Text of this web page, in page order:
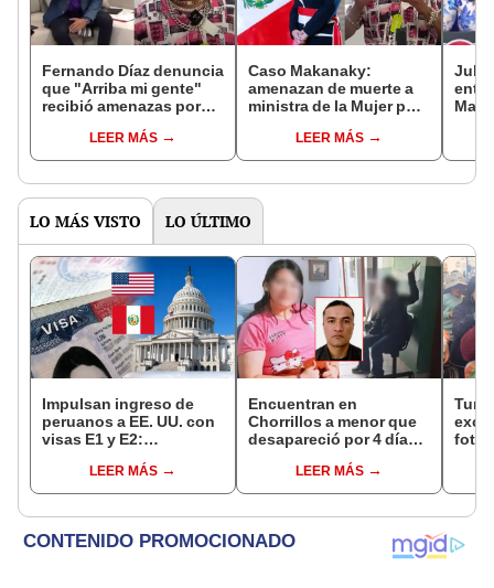
Fernando Díaz denuncia
que "Arriba mi gente"
recibió amenazas por
LEER MÁS
Caso Makanaky:
amenazan de muerte a
ministra de la Mujer por
contra influencer
LEER MÁS
LO MÁS VISTO LO ÚLTIMO
Impulsan ingreso de
peruanos a EE. UU. con
visas E1 y E2:
pymes serían los más
beneficiados
LEER MÁS
Encuentran en
Chorrillos a menor que
desapareció por 4 días
sujeto que conoció en
Roblox: PNP busca al
LEER MÁS